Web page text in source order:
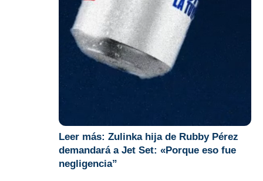
Leer más: Zulinka hija de Rubby Pérez
demandará a Jet Set: «Porque eso fue
negligencia”